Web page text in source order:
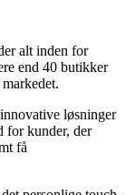
alt inden for
end 40 butikker
løsninger
for kunder, der
få